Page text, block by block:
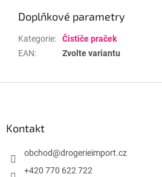
Doplňkové parametry
Kategorie:
Čističe praček
EAN: Zvolte variantu
Kontakt
obchod@drogerieimport.cz
+420 770 622 722